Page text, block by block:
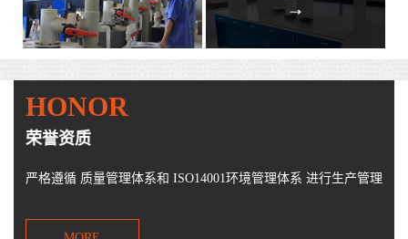
HONOR
荣誉资质
严格遵循 质量管理体系和 ISO14001环境管理体系 进行生产管理